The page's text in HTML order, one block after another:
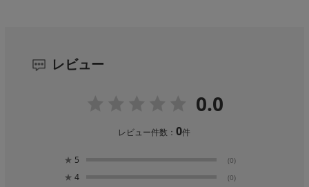
レビュー
0.0
レビュー件数：0件
★ 5 (0)
★ 4 (0)